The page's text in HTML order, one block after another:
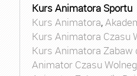
Kurs Animatora Sportu
Kurs Animatora,
Kurs Animatora Czasu
Kurs Animatora Zabaw
Animator Czasu